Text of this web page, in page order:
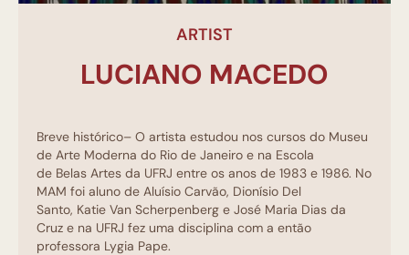
ARTIST
LUCIANO MACEDO
Breve histórico– O artista estudou nos cursos do Museu
de Arte Moderna do Rio de Janeiro e na Escola
de Belas Artes da UFRJ entre os anos de 1983 e 1986. No
MAM foi aluno de Aluísio Carvão, Dionísio Del
Santo, Katie Van Scherpenberg e José Maria Dias da
Cruz e na UFRJ fez uma disciplina com a então
professora Lygia Pape.